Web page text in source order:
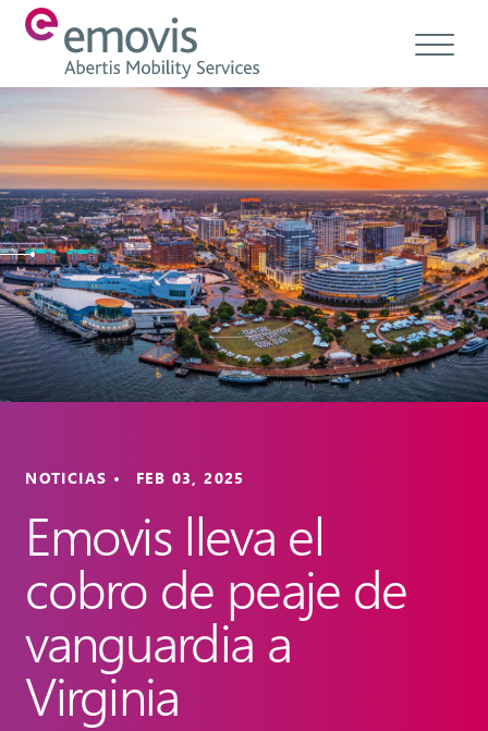
Acerca de
Productos
Servicios y soluciones
Emovis Hub
Contacto
Empleo
ES
NOTICIAS • FEB 03, 2025
Emovis lleva el
cobro de peaje de
vanguardia a
Virginia